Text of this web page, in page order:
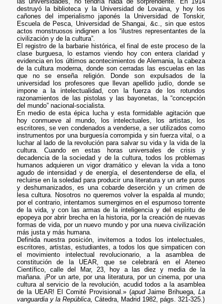
destruyó la biblioteca y la Universidad de Lovaina, y hoy los
cañones del imperialismo japonés la Universidad de Tonskir,
Escuela de Pesca, Universidad de Shangai, &c., sin que estos
actos monstruosos indignen a los “ilustres representantes de la
civilización y de la cultura”.
El registro de la barbarie histórica, el final de este proceso de la
clase burguesa, lo estamos viendo hoy con entera claridad y
evidencia en los últimos acontecimientos de Alemania, la cabeza
de la cultura moderna, donde son cerradas las escuelas en las
que no se enseña religión. Donde son expulsados de la
universidad los profesores que llevan apellido judío, donde se
impone a la intelectualidad, con la fuerza de los rotundos
razonamientos de las pistolas y las bayonetas, la “concepción
del mundo” nacional-socialista.
En medio de esta épica lucha y esta formidable agitación que
hoy conmueve al mundo, los intelectuales, los artistas, los
escritores, se ven condenados a venderse, a ser utilizados como
instrumentos por una burguesía corrompida y sin fuerza vital, o a
luchar al lado de la revolución para salvar su vida y la vida de la
cultura. Cuando en estas horas universales de crisis y
decadencia de la sociedad y de la cultura, todos los problemas
humanos adquieren un vigor dramático y elevan la vida a tono
agudo de intensidad y de energía, el desentenderse de ella, el
recluirse en la soledad para producir una literatura y un arte puros
y deshumanizados, es una cobarde deserción y un crimen de
lesa cultura. Nosotros no queremos volver la espalda al mundo;
por el contrario, intentamos sumergirnos en el espumoso torrente
de la vida, y con las armas de la inteligencia y del espíritu de
epopeya por abrir brecha en la historia, por la creación de nuevas
formas de vida, por un nuevo mundo y por una nueva civilización
más justa y más humana.
Definida nuestra posición, invitemos a todos los intelectuales,
escritores, artistas, estudiantes, a todos los que simpaticen con
el movimiento intelectual revolucionario, a la asamblea de
constitución de la UEAR, que se celebrará en el Ateneo
Científico, calle del Mar, 23, hoy a las diez y media de la
mañana. ¡Por un arte, por una literatura, por un cinema, por una
cultura al servicio de la revolución, acudid todos a la asamblea
de la UEAR! El Comité Provisional.» (apudJaime Brihuega,La
vanguardia y la República, Cátedra, Madrid 1982, págs. 321-325.)